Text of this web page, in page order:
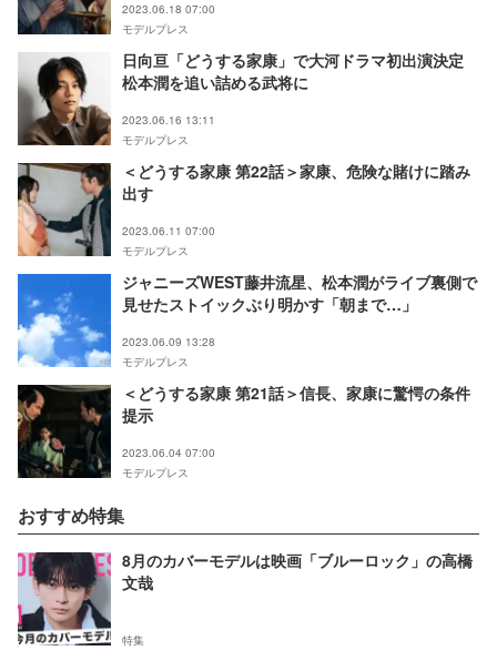
2023.06.18 07:00
モデルプレス
日向亘「どうする家康」で大河ドラマ初出演決定
松本潤を追い詰める武将に
2023.06.16 13:11
モデルプレス
＜どうする家康 第22話＞家康、危険な賭けに踏み
出す
2023.06.11 07:00
モデルプレス
ジャニーズWEST藤井流星、松本潤がライブ裏側で
見せたストイックぶり明かす「朝まで…」
2023.06.09 13:28
モデルプレス
＜どうする家康 第21話＞信長、家康に驚愕の条件
提示
2023.06.04 07:00
モデルプレス
おすすめ特集
8月のカバーモデルは映画「ブルーロック」の高橋
文哉
特集